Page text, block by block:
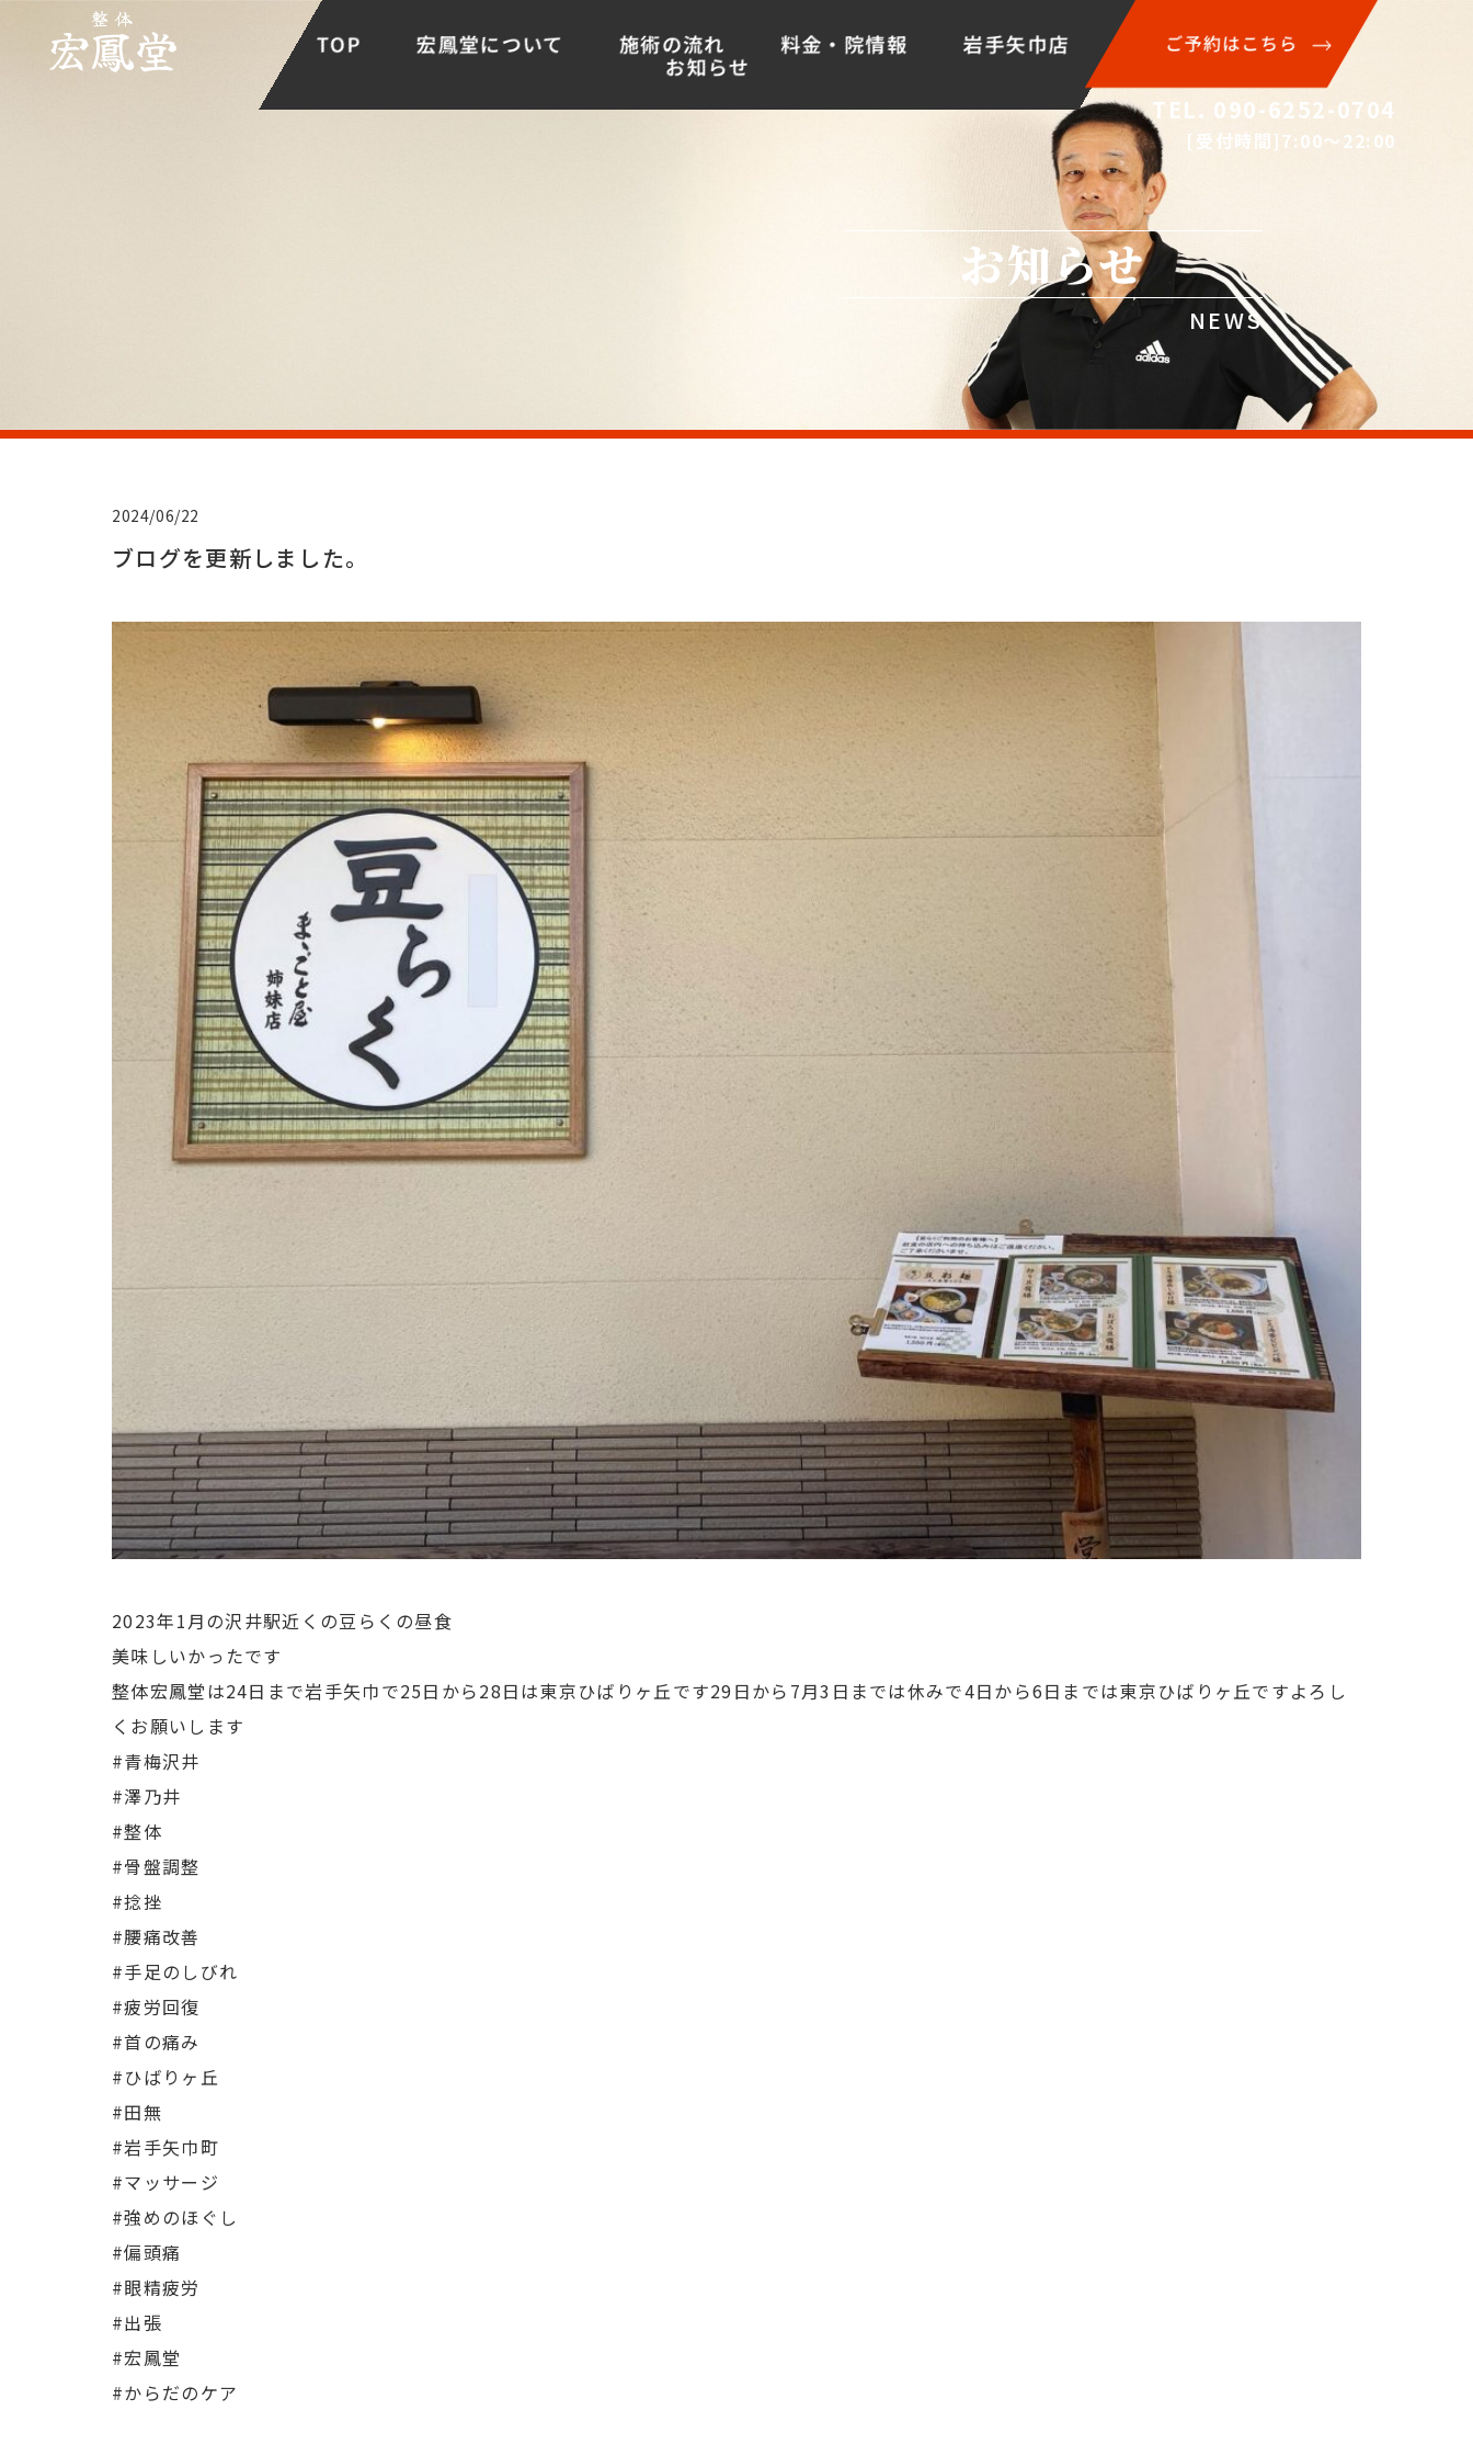
TOP 宏鳳堂について 施術の流れ 料金・院情報 岩手矢巾店
お知らせ
ご予約はこちら
TEL. 090-6252-0704
[受付時間]7:00〜22:00
お知らせ
NEWS
2024/06/22
ブログを更新しました。
2023年1月の沢井駅近くの豆らくの昼食
美味しいかったです
整体宏鳳堂は24日まで岩手矢巾で25日から28日は東京ひばりヶ丘です29日から7月3日までは休みで4日から6日までは東京ひばりヶ丘ですよろし
くお願いします
#青梅沢井
#澤乃井
#整体
#骨盤調整
#捻挫
#腰痛改善
#手足のしびれ
#疲労回復
#首の痛み
#ひばりヶ丘
#田無
#岩手矢巾町
#マッサージ
#強めのほぐし
#偏頭痛
#眼精疲労
#出張
#宏鳳堂
#からだのケア